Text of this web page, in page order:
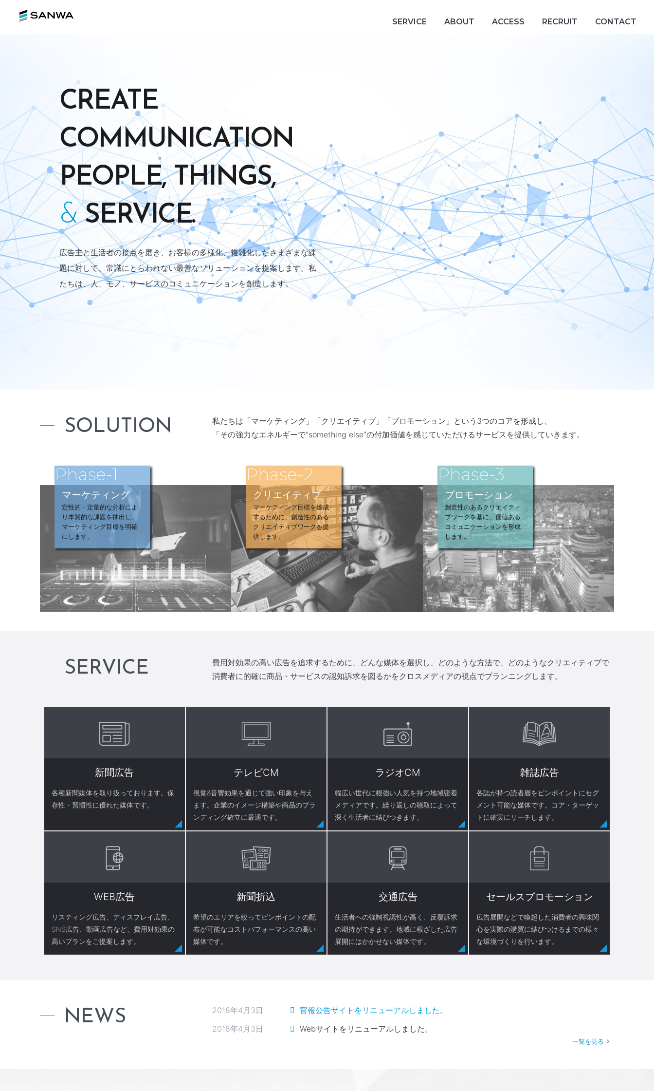
SERVICE ABOUT ACCESS RECRUIT CONTACT
CREATE
COMMUNICATION
PEOPLE, THINGS,
&SERVICE.
広告主と生活者の接点を磨き、お客様の多様化、複雑化したさまざまな課
題に対して、常識にとらわれない最善なソリューションを提案します。私
たちは、人、モノ、サービスのコミュニケーションを創造します。
SOLUTION
私たちは「マーケティング」「クリエイティブ」「プロモーション」という3つのコアを形成し、
「その強力なエネルギーで“something else”の付加価値を感じていただけるサービスを提供していきます。
Phase-1
マーケティング
定性的・定量的な分析によ
り本質的な課題を抽出し、
マーケティング目標を明確
にします。
Phase-2
クリエイティブ
マーケティング目標を達成
するために、創造性のある
クリエイティブワークを提
供します。
Phase-3
プロモーション
創造性のあるクリエイティ
ブワークを基に、価値ある
コミュニケーションを形成
します。
SERVICE
費用対効果の高い広告を追求するために、どんな媒体を選択し、どのような方法で、どのようなクリエィティブで
消費者に的確に商品・サービスの認知訴求を図るかをクロスメディアの視点でプランニングします。
新聞広告
各種新聞媒体を取り扱っております。保
存性・習慣性に優れた媒体です。
テレビCM
視覚&音響効果を通じて強い印象を与え
ます。企業のイメージ構築や商品のブラ
ンディング確立に最適です。
ラジオCM
幅広い世代に根強い人気を持つ地域密着
メディアです。繰り返しの聴取によって
深く生活者に結びつきます。
雑誌広告
各誌が持つ読者層をピンポイントにセグ
メント可能な媒体です。コア・ターゲッ
トに確実にリーチします。
WEB広告
リスティング広告、ディスプレイ広告、
SNS広告、動画広告など、費用対効果の
高いプランをご提案します。
新聞折込
希望のエリアを絞ってピンポイントの配
布が可能なコストパフォーマンスの高い
媒体です。
交通広告
生活者への強制視認性が高く、反覆訴求
の期待ができます。地域に根ざした広告
展開にはかかせない媒体です。
セールスプロモーション
広告展開などで喚起した消費者の興味関
心を実際の購買に結びつけるまでの様々
な環境づくりを行います。
NEWS
一覧を見る